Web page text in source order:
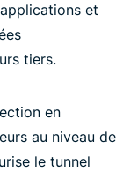
et
tiers.
en
au niveau de
le tunnel